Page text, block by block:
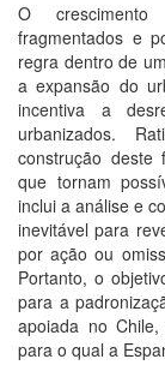
O crescimento
fragmentados e
regra dentro de
a expansão do
incentiva a
urbanizados.
construção deste
que tornam
inclui a análise e
inevitável para
por ação ou
Portanto, o
para a
apoiada no
para o qual a